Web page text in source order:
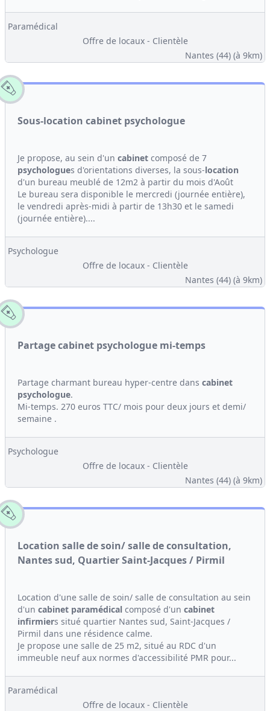
Paramédical
Offre de locaux - Clientèle
Nantes (44) (à 9km)
Sous-location cabinet psychologue
Je propose, au sein d'un cabinet composé de 7
psychologues d'orientations diverses, la sous-location
d'un bureau meublé de 12m2 à partir du mois d'Août
Le bureau sera disponible le mercredi (journée entière),
le vendredi après-midi à partir de 13h30 et le samedi
(journée entière)....
Psychologue
Offre de locaux - Clientèle
Nantes (44) (à 9km)
Partage cabinet psychologue mi-temps
Partage charmant bureau hyper-centre dans cabinet
psychologue.
Mi-temps. 270 euros TTC/ mois pour deux jours et demi/
semaine .
Psychologue
Offre de locaux - Clientèle
Nantes (44) (à 9km)
Location salle de soin/ salle de consultation,
Nantes sud, Quartier Saint-Jacques / Pirmil
Location d'une salle de soin/ salle de consultation au sein
d'un cabinet paramédical composé d'un cabinet
infirmiers situé quartier Nantes sud, Saint-Jacques /
Pirmil dans une résidence calme.
Je propose une salle de 25 m2, situé au RDC d'un
immeuble neuf aux normes d'accessibilité PMR pour...
Paramédical
Offre de locaux - Clientèle